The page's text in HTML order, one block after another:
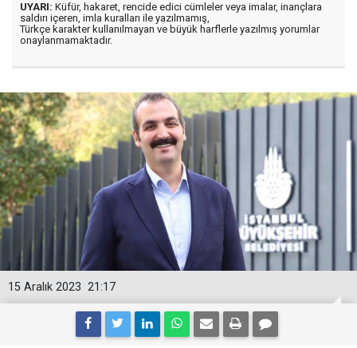
UYARI: Küfür, hakaret, rencide edici cümleler veya imalar, inançlara
saldırı içeren, imla kuralları ile yazılmamış,
Türkçe karakter kullanılmayan ve büyük harflerle yazılmış yorumlar
onaylanmamaktadır.
21:17
15 Aralık 2023